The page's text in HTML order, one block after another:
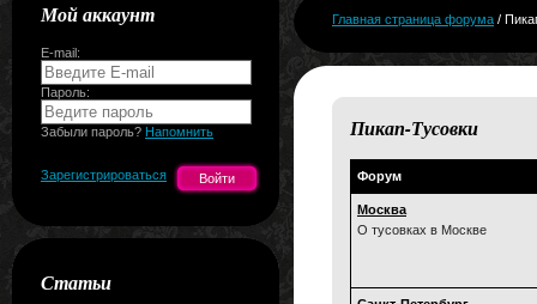
Мой аккаунт
E-mail:
Пароль:
Забыли пароль? Напомнить
Зарегистрироваться
Статьи
Главная страница форума /
Пикап-Тусовки
Форум
Москва
О тусовках в Москве